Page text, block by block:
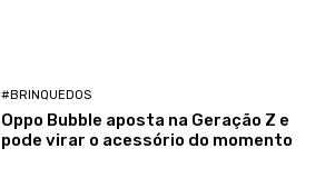
#BRINQUEDOS
Oppo Bubble aposta na Geração Z e
pode virar o acessório do momento